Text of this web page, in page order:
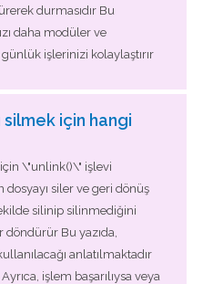
durmasıdır Bu
daha modüler ve
işlerinizi kolaylaştırır
silmek için hangi
için \"unlink()\" işlevi
dosyayı siler ve geri dönüş
silinip silinmediğini
döndürür Bu yazıda,
anlatılmaktadır
işlem başarılıysa veya